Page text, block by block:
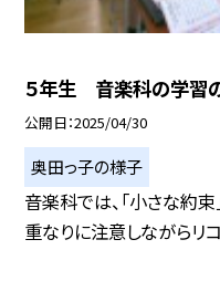
５年生 音楽科の学習の
公開日 2025/04/30
奥田っ子の様子
音楽科では、「小さな約
重なりに注意しながらリ